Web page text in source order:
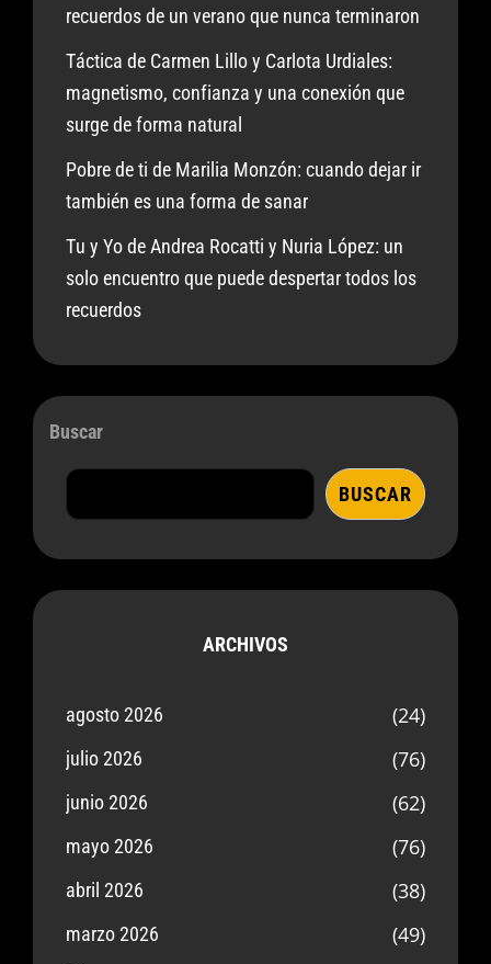
recuerdos de un verano que nunca terminaron
Táctica de Carmen Lillo y Carlota Urdiales:
magnetismo, confianza y una conexión que
surge de forma natural
Pobre de ti de Marilia Monzón: cuando dejar ir
también es una forma de sanar
Tu y Yo de Andrea Rocatti y Nuria López: un
solo encuentro que puede despertar todos los
recuerdos
Buscar
BUSCAR
ARCHIVOS
agosto 2026 (24)
julio 2026 (76)
junio 2026 (62)
mayo 2026 (76)
abril 2026 (38)
marzo 2026 (49)